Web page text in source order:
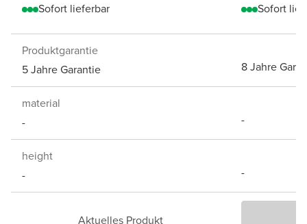
Sofort lieferbar Sofort
Produktgarantie
5 Jahre Garantie
8 Jahre
material
-
-
height
-
-
Aktuelles Produkt